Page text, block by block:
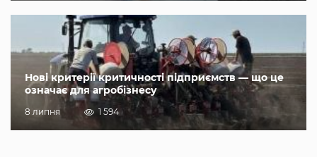
Нові критерії критичності підприємств — що це
означає для агробізнесу
8 липня 1 594